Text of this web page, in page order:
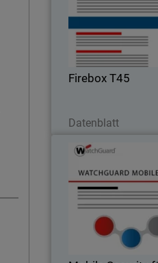
Firebox T45
Datenblatt
Sicherheit auf
Android-
Verstärkter
vertraulicher Daten